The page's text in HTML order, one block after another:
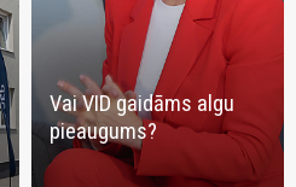
Vai VID gaidāms algu
pieaugums?